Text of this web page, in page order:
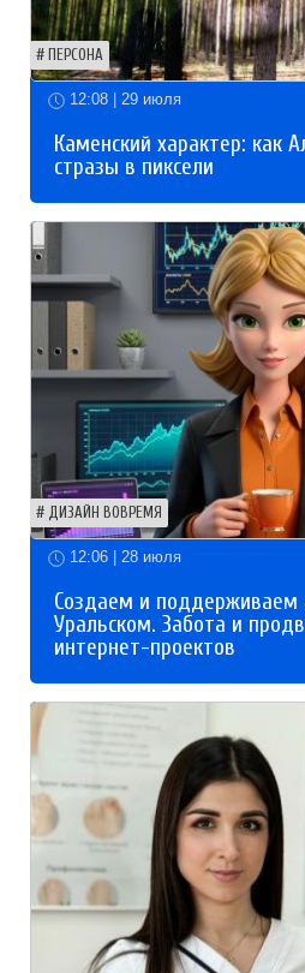
ПЕРСОНА
12:08 | 29 июля
Каменский характер: как
стразы в пиксели
ДИЗАЙН ВОВРЕМЯ
12:06 | 28 июля
Создаем и поддерживаем
Уральском. Забота и
интернет-проектов